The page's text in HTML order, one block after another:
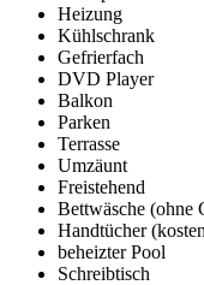
Heizung
Kühlschrank
Gefrierfach
DVD Player
Balkon
Parken
Terrasse
Umzäunt
Freistehend
Bettwäsche (ohne
Handtücher
beheizter Pool
Schreibtisch